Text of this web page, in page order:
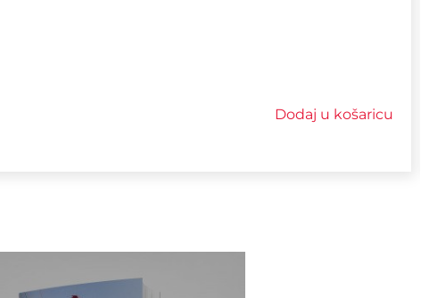
Dodaj u košaricu